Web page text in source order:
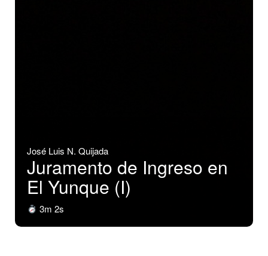
José Luis N. Quijada
Juramento de Ingreso en
El Yunque (I)
3m 2s